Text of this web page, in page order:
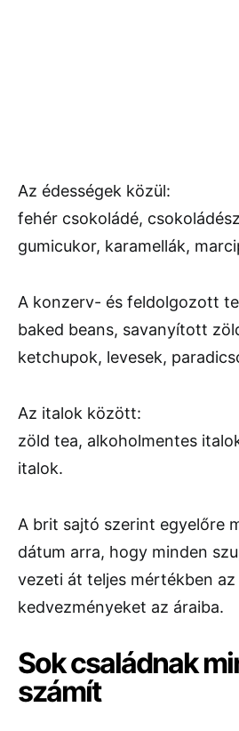
Az édességek közül:
fehér csokoládé,
gumicukor, karamellák,
A konzerv- és feldolgozott
baked beans, savanyított
ketchupok, levesek,
Az italok között:
zöld tea, alkoholmentes
italok.
A brit sajtó szerint egyelőre
dátum arra, hogy minden
vezeti át teljes mértékben az
kedvezményeket az áraiba.
Sok családnak
számít